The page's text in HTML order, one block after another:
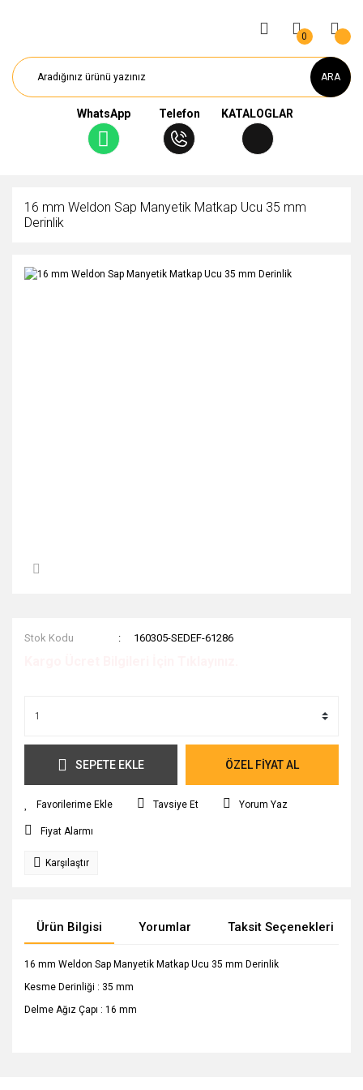
ARA
WhatsApp Telefon KATALOGLAR
0
16 mm Weldon Sap Manyetik Matkap Ucu 35 mm
Derinlik
Stok Kodu 160305-SEDEF-61286
SEPETE EKLE ÖZEL FİYAT AL
Tavsiye Et Yorum Yaz
Fiyat Alarmı
Karşılaştır
Ürün Bilgisi Yorumlar Taksit Seçenekleri
16 mm Weldon Sap Manyetik Matkap Ucu 35 mm Derinlik
Kesme Derinliği : 35 mm
Delme Ağız Çapı : 16 mm